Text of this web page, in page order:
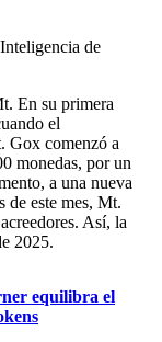
de
En su primera
el
Gox comenzó a
monedas, por un
a una nueva
de este mes, Mt.
Así, la
2025.
equilibra el